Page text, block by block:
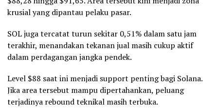
krusial yang dipantau pelaku pasar.
SOL juga tercatat turun sekitar 0,51% dalam satu jam
terakhir, menandakan tekanan jual masih cukup aktif
dalam perdagangan jangka pendek.
Level $88 saat ini menjadi support penting bagi Solana.
Jika area tersebut mampu dipertahankan, peluang
terjadinya rebound teknikal masih terbuka.